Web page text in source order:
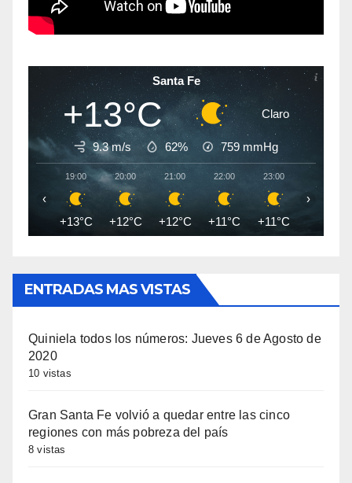
Santa Fe
+13°C Claro
9.3 m/s 62% 759 mmHg
19:00
+13°C
20:00
+12°C
21:00
+12°C
22:00
+11°C
23:00
+11°C +10°C
‹ ›
ENTRADAS MAS VISTAS
Quiniela todos los números: Jueves 6 de Agosto de
2020
10 vistas
Gran Santa Fe volvió a quedar entre las cinco
regiones con más pobreza del país
8 vistas